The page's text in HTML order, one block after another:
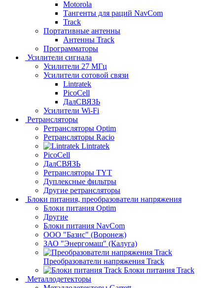
Motorola
Тангенты для раций NavCom
Track
Портативные антенны
Антенны Track
Программаторы
Усилители сигнала
Усилители 27 МГц
Усилители сотовой связи
Lintratek
PicoCell
ДалСВЯЗЬ
Усилители Wi-Fi
Ретрансляторы
Ретрансляторы Optim
Ретрансляторы Racio
Lintratek
PicoCell
ДалСВЯЗЬ
Ретрансляторы TYT
Дуплексные фильтры
Другие ретрансляторы
Блоки питания, преобразователи напряжения
Блоки питания Optim
Другие
Блоки питания NavCom
ООО "Базис" (Воронеж)
ЗАО "Энергомаш" (Калуга)
Преобразователи напряжения Track
Блоки питания Track
Металлодетекторы